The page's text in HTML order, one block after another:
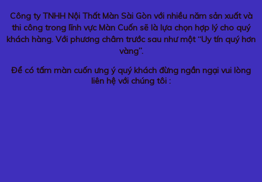
Công ty TNHH Nội Thất Màn Sài Gòn với nhiều năm sản xuất và
thi công trong lĩnh vực Màn Cuốn sẽ là lựa chọn hợp lý cho quý
khách hàng. Với phương châm trước sau như một “Uy tín quý hơn
vàng”.
Để có tấm màn cuốn ưng ý quý khách đừng ngần ngại vui lòng
liên hệ với chúng tôi :